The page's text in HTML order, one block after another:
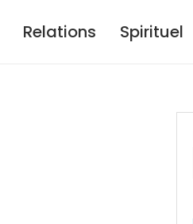
Relations Spirituel